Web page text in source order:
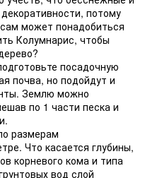
потому
может понадобиться
Колумнарис, чтобы
посадочную
почва, но подойдут и
Землю можно
по 1 части песка и
размерам
Что касается глубины,
корневого кома и типа
вод слой